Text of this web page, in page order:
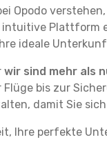
Opodo
intuitive Plattform
ideale
wir sind mehr als
Flüge bis zur
damit Sie
Ihre perfekte